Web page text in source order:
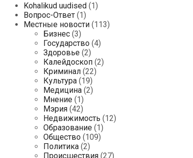
Kohalikud uudised (1)
Вопрос-Ответ (1)
Местные новости (113)
Бизнес (3)
Государство (4)
Здоровье (2)
Калейдоскоп (2)
Криминал (22)
Культура (19)
Медицина (2)
Мнение (1)
Мэрия (42)
Недвижимость (12)
Образование (1)
Общество (109)
Политика (2)
Происшествия (27)